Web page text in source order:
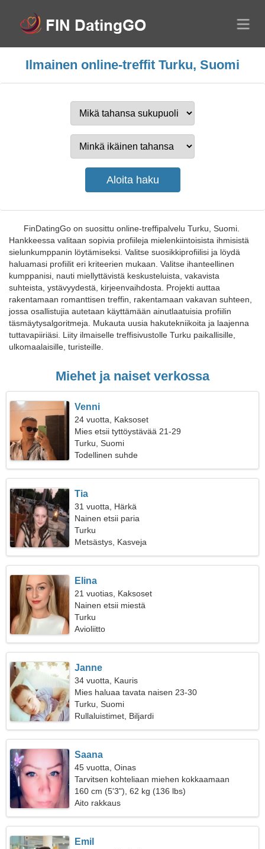
Ilmainen online-treffit Turku, Suomi
FinDatingGo on suosittu online-treffipalvelu Turku, Suomi.
Hankkeessa valitaan sopivia profiileja mielenkiintoisista ihmisistä
sielunkumppanin löytämiseksi. Valitse suosikkiprofiilisi ja löydä
haluamasi profiilit eri kriteerien mukaan. Valitse ihanteellinen
kumppanisi, nauti miellyttävistä keskusteluista, vakavista
suhteista, ystävyydestä, kirjeenvaihdosta. Projekti auttaa
rakentamaan romanttisen treffin, rakentamaan vakavan suhteen,
jossa osallistujia autetaan käyttämään ainutlaatuisia profiilin
täsmäytysalgoritmeja. Mukauta uusia hakutekniikoita ja laajenna
tuttavapiiriäsi. Liity ilmaiselle treffisivustolle Turku paikallisille,
ulkomaalaisille, turisteille.
Miehet ja naiset verkossa
Venni
24 vuotta, Kaksoset
Mies etsii tyttöystävää 21-29
Turku, Suomi
Todellinen suhde
Tia
31 vuotta, Härkä
Nainen etsii paria
Turku
Metsästys, Kasveja
Elina
21 vuotias, Kaksoset
Nainen etsii miestä
Turku
Avioliitto
Janne
34 vuotta, Kauris
Mies haluaa tavata naisen 23-30
Turku, Suomi
Rullaluistimet, Biljardi
Saana
45 vuotta, Oinas
Tarvitsen kohteliaan miehen kokkaamaan
yhdessä
160 cm (5'3"), 62 kg (136 lbs)
Aito rakkaus
Emil